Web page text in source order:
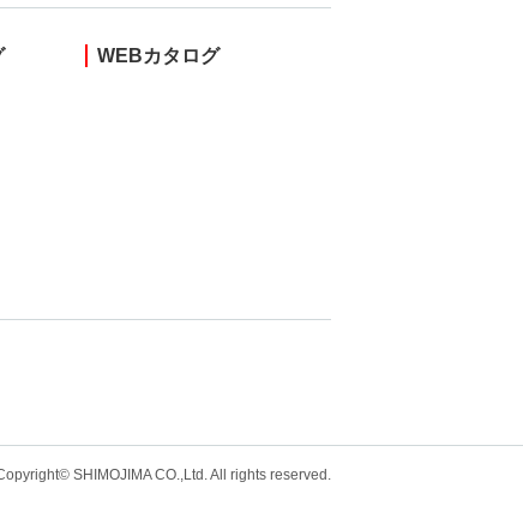
WEBカタログ
SHIMOJIMA CO.,Ltd. All rights reserved.